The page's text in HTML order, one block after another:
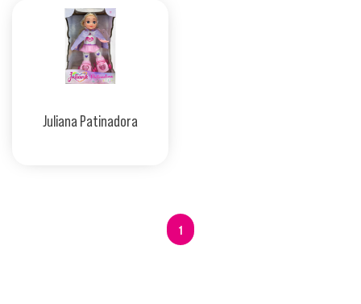
Juliana Patinadora
1